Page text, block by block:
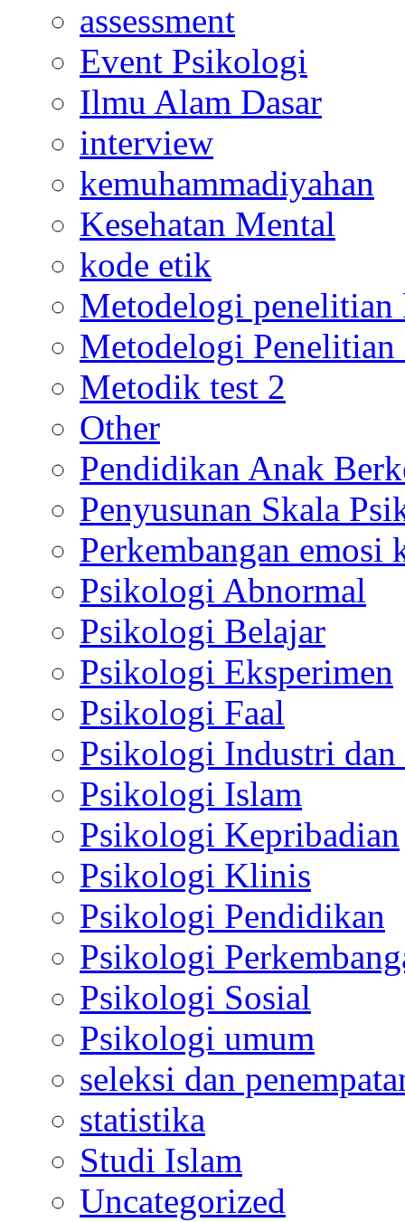
assessment
Event Psikologi
Ilmu Alam Dasar
interview
kemuhammadiyahan
Kesehatan Mental
kode etik
Metodelogi
Metodelogi
Metodik test 2
Other
Pendidikan Anak
Penyusunan Skala
Perkembangan emosi
Psikologi Abnormal
Psikologi Belajar
Psikologi Eksperimen
Psikologi Faal
Psikologi Industri dan
Psikologi Islam
Psikologi Kepribadian
Psikologi Klinis
Psikologi Pendidikan
Psikologi
Psikologi Sosial
Psikologi umum
seleksi dan
statistika
Studi Islam
Uncategorized